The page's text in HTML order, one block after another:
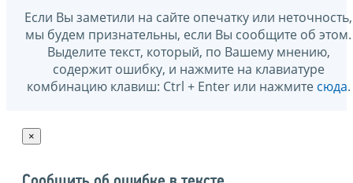
Если Вы заметили на сайте опечатку или неточность,
мы будем признательны, если Вы сообщите об этом.
Выделите текст, который, по Вашему мнению,
содержит ошибку, и нажмите на клавиатуре
комбинацию клавиш: Ctrl + Enter или нажмите сюда.
×